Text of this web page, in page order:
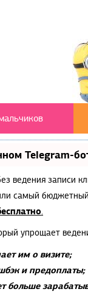
Telegram-
ведения записи
самый
.
упрощает
им о визите;
и предоплаты;
больше